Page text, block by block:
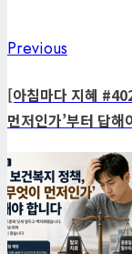
Post
navigation
Previous
[아침마다 지혜
먼저인가’부터 답해